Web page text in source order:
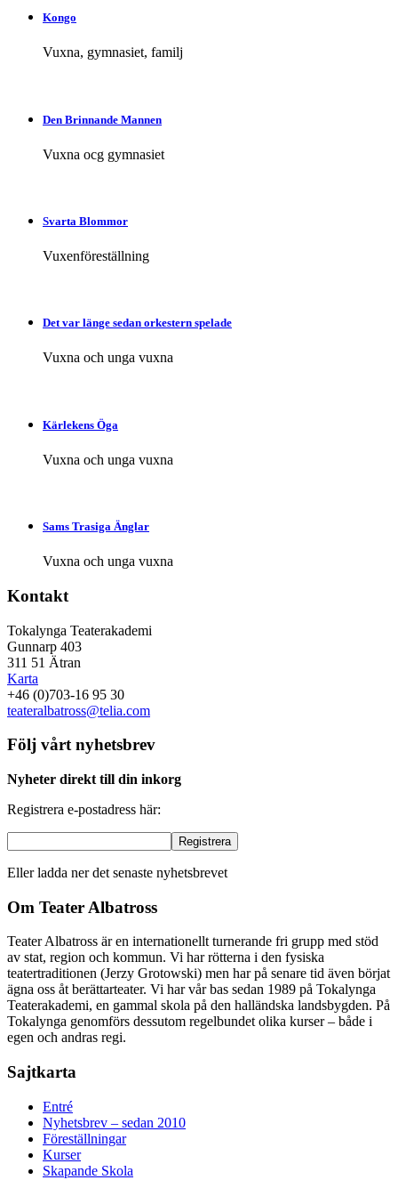
Kongo
Vuxna, gymnasiet, familj
Den Brinnande Mannen
Vuxna ocg gymnasiet
Svarta Blommor
Vuxenföreställning
Det var länge sedan orkestern spelade
Vuxna och unga vuxna
Kärlekens Öga
Vuxna och unga vuxna
Sams Trasiga Änglar
Vuxna och unga vuxna
Kontakt
Tokalynga Teaterakademi
Gunnarp 403
311 51 Ätran
Karta
+46 (0)703-16 95 30
teateralbatross@telia.com
Följ vårt nyhetsbrev
Nyheter direkt till din inkorg
Registrera e-postadress här:
Eller ladda ner det senaste nyhetsbrevet
Om Teater Albatross
Teater Albatross är en internationellt turnerande fri grupp med stöd
av stat, region och kommun. Vi har rötterna i den fysiska
teatertraditionen (Jerzy Grotowski) men har på senare tid även börjat
ägna oss åt berättarteater. Vi har vår bas sedan 1989 på Tokalynga
Teaterakademi, en gammal skola på den halländska landsbygden. På
Tokalynga genomförs dessutom regelbundet olika kurser – både i
egen och andras regi.
Sajtkarta
Entré
Nyhetsbrev – sedan 2010
Föreställningar
Kurser
Skapande Skola